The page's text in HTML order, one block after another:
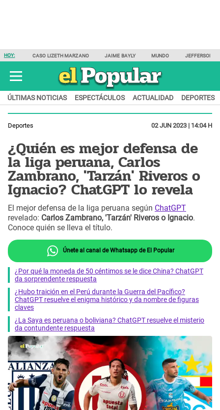
HOY: CASO LIZETH MARZANO JAIME BAYLY MUNDO JEFFERSON
ÚLTIMAS NOTICIAS ESPECTÁCULOS ACTUALIDAD DEPORTES
Deportes 02 JUN 2023 | 14:04 H
¿Quién es mejor defensa de
la liga peruana, Carlos
Zambrano, 'Tarzán' Riveros o
Ignacio? ChatGPT lo revela
El mejor defensa de la liga peruana según ChatGPT
revelado: Carlos Zambrano, 'Tarzán' Riveros o Ignacio.
Conoce quién se lleva el título.
Únete al canal de Whatsapp de El Popular
¿Por qué la moneda de 50 céntimos se le dice China? ChatGPT
da sorprendente respuesta
¿Hubo traición en el Perú durante la Guerra del Pacífico?
ChatGPT resuelve el enigma histórico y da nombre de figuras
claves
¿La Saya es peruana o boliviana? ChatGPT resuelve el misterio
da contundente respuesta